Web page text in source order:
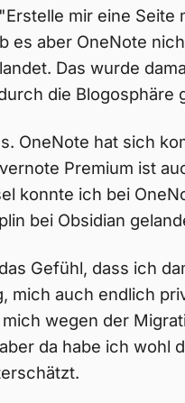
mir eine
es aber OneNote
Das wurde
die Blogosphäre
OneNote hat sich
Premium ist
konnte ich bei
bei Obsidian
Gefühl, dass ich
mich auch endlich
wegen der
da habe ich wohl